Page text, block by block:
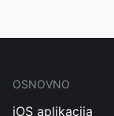
OSNOVNO
iOS aplikacija